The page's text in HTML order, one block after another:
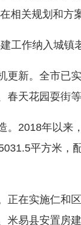
相关规划和
作纳入城镇
新。全市已实
春天花园耍街
2018年以来，
平方米，
在实施仁和区
米易县安置房